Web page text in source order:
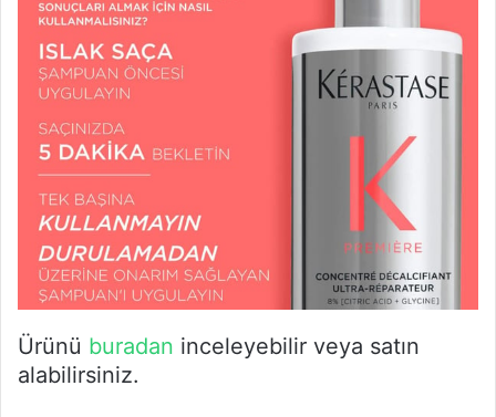
Ürünü buradan inceleyebilir veya satın
alabilirsiniz.